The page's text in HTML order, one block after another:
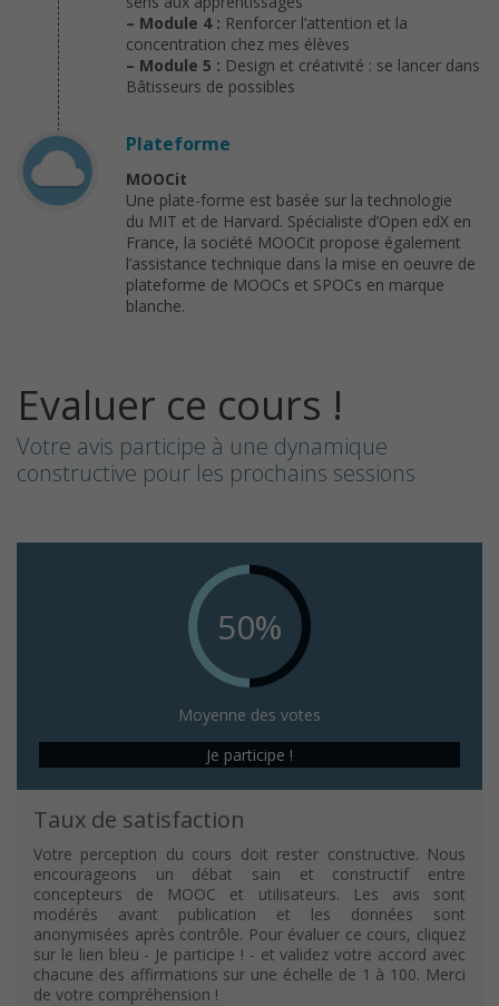
– Module 4 : Renforcer l’attention et la
concentration chez mes élèves
– Module 5 : Design et créativité : se lancer dans
Bâtisseurs de possibles
Plateforme
MOOCit
Une plate-forme est basée sur la technologie
du MIT et de Harvard. Spécialiste d’Open edX en
France, la société MOOCit propose également
l’assistance technique dans la mise en oeuvre de
plateforme de MOOCs et SPOCs en marque
blanche.
Evaluer ce cours !
Votre avis participe à une dynamique
constructive pour les prochains sessions
50%
Moyenne des votes
Je participe !
Taux de satisfaction
Votre perception du cours doit rester constructive. Nous
encourageons un débat sain et constructif entre
concepteurs de MOOC et utilisateurs. Les avis sont
modérés avant publication et les données sont
anonymisées après contrôle. Pour évaluer ce cours, cliquez
sur le lien bleu - Je participe ! - et validez votre accord avec
chacune des affirmations sur une échelle de 1 à 100. Merci
de votre compréhension !